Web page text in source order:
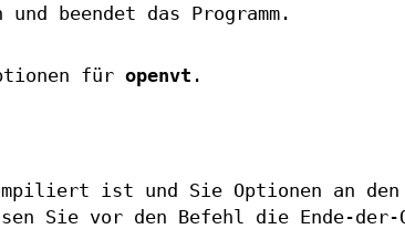
beendet das Programm.
für openvt .
ist und Sie Optionen an den
Sie vor den Befehl die Ende-der-